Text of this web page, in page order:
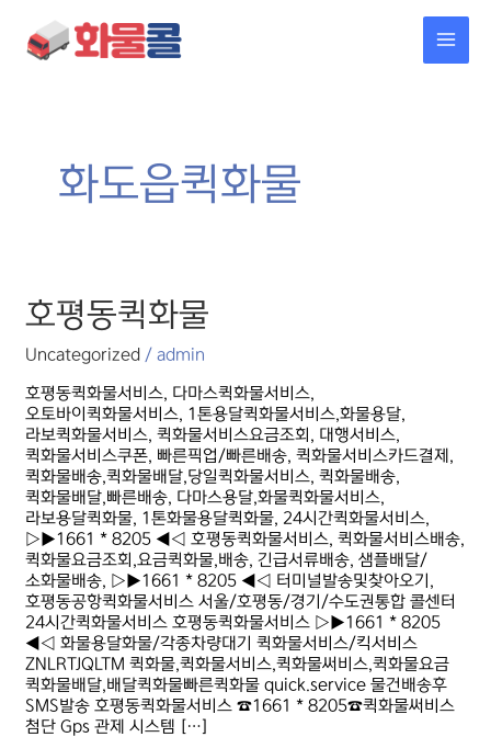
건너뛰기
화도읍퀵화물
호평동퀵화물
Uncategorized /admin
호평동퀵화물서비스, 다마스퀵화물서비스,
오토바이퀵화물서비스, 1톤용달퀵화물서비스,화물용달,
라보퀵화물서비스, 퀵화물서비스요금조회, 대행서비스,
퀵화물서비스쿠폰, 빠른픽업/빠른배송, 퀵화물서비스카드결제,
퀵화물배송,퀵화물배달,당일퀵화물서비스, 퀵화물배송,
퀵화물배달,빠른배송, 다마스용달,화물퀵화물서비스,
라보용달퀵화물, 1톤화물용달퀵화물, 24시간퀵화물서비스,
▷▶1661 * 8205 ◀◁ 호평동퀵화물서비스, 퀵화물서비스배송,
퀵화물요금조회,요금퀵화물,배송, 긴급서류배송, 샘플배달/
소화물배송, ▷▶1661 * 8205 ◀◁ 터미널발송및찾아오기,
호평동공항퀵화물서비스 서울/호평동/경기/수도권통합 콜센터
24시간퀵화물서비스 호평동퀵화물서비스 ▷▶1661 * 8205
◀◁ 화물용달화물/각종차량대기 퀵화물서비스/킥서비스
ZNLRTJQLTM 퀵화물,퀵화물서비스,퀵화물써비스,퀵화물요금
퀵화물배달,배달퀵화물빠른퀵화물 quick.service 물건배송후
SMS발송 호평동퀵화물서비스 ☎1661 * 8205☎퀵화물써비스
첨단 Gps 관제 시스템 […]
호평동퀵화물